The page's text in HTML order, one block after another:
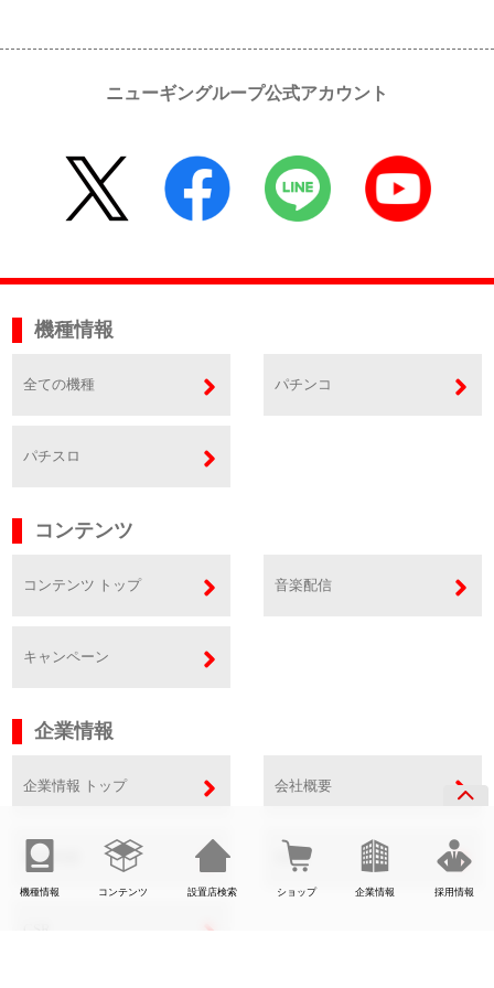
機種情報 コンテンツ 設置店検索 ショップ 企業情報 採用情報
ニューギングループ公式アカウント
機種情報
全ての機種 パチンコ
パチスロ
コンテンツ
コンテンツ トップ 音楽配信
キャンペーン
企業情報
企業情報 トップ 会社概要
事業内容 SDGs